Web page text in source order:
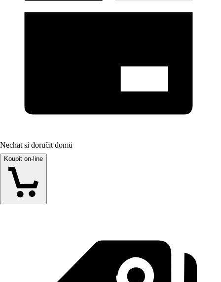
Nechat si doručit domů
Koupit on-line